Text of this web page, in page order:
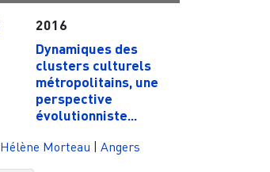
2016
Dynamiques des
clusters culturels
métropolitains, une
perspective
évolutionniste...
Hélène Morteau | Angers